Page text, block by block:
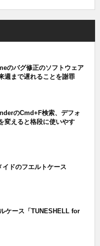
のバグ修正のソフトウェア
週まで遅れることを謝罪
のCmd+F検索、デフォ
変えると格段に使いやす
ドのフエルトケース
ケース「TUNESHELL for